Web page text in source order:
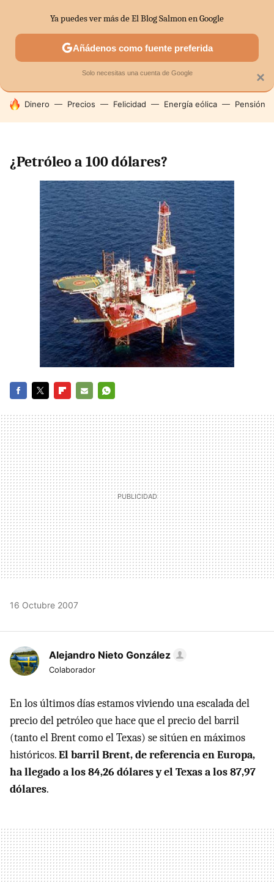
SECTORES ECONOMÍA DOMÉSTICA MERCADOS
HOY SE HABLA DE
Dinero Precios Felicidad Energía eólica Pensión
¿Petróleo a 100 dólares?
MAIL
16 Octubre 2007
Alejandro Nieto González
Colaborador
En los últimos días estamos viviendo una escalada del
precio del petróleo que hace que el precio del barril
(tanto el Brent como el Texas) se sitúen en máximos
históricos.El barril Brent, de referencia en Europa,
ha llegado a los 84,26 dólares y el Texas a los 87,97
dólares.
×
Ya puedes ver más de El Blog Salmon en Google
Añádenos como fuente preferida
Solo necesitas una cuenta de Google